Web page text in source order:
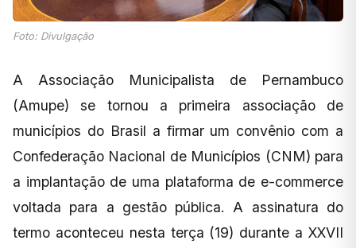
Foto: Divulgação
A Associação Municipalista de Pernambuco
(Amupe) se tornou a primeira associação de
municípios do Brasil a firmar um convênio com a
Confederação Nacional de Municípios (CNM) para
a implantação de uma plataforma de e-commerce
voltada para a gestão pública. A assinatura do
termo aconteceu nesta terça (19) durante a XXVII